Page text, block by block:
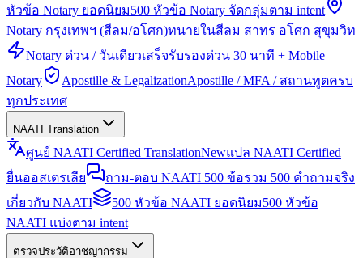
หัวข้อ Notary ยอดนิยม500 หัวข้อ Notary จัดกลุ่มตาม intent
Notary กรุงเทพฯ (สีลม/อโศก)ทนายในสีลม สาทร อโศก สุขุมวิท
Notary ด่วน / วันเดียวเสร็จรับรองด่วน 30 นาที + Mobile
Notary
Apostille & LegalizationApostille / MFA / สถานทูตครบ
ทุกประเทศ
NAATI Translation
ศูนย์ NAATI Certified TranslationNewแปล NAATI Certified
ยื่นออสเตรเลีย
ถาม-ตอบ NAATI 500 ข้อรวม 500 คำถามจริง
เกี่ยวกับ NAATI
500 หัวข้อ NAATI ยอดนิยม500 หัวข้อ
NAATI แบ่งตาม intent
ตรวจประวัติอาชญากรรม